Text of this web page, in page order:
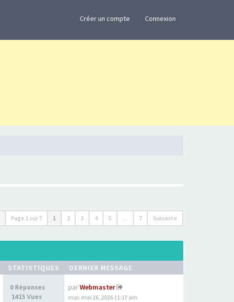
Créer un compte Connexion
Page 1 sur 7 1 2 3 4 5 … 7 Suivante
STATISTIQUES DERNIER MESSAGE
0 Réponses
1415 Vues
parWebmaster
mar. mai 26, 2026 11:17 am